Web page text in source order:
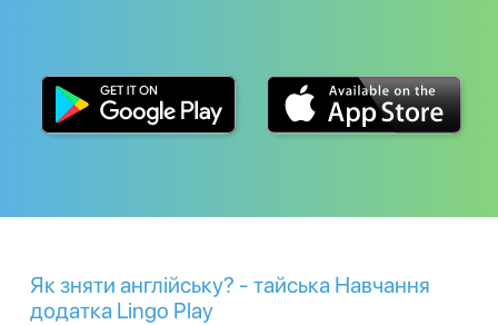
Як зняти англійську? - тайська Навчання
додатка Lingo Play